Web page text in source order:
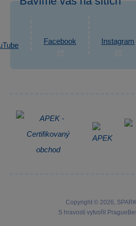
Reklamace
Informace o zpracování osobních údajů
eshop@sparkys.cz
Napsat zprávu
Facebook Instagram
Copyright © 2026,
S hravostí vytvořil